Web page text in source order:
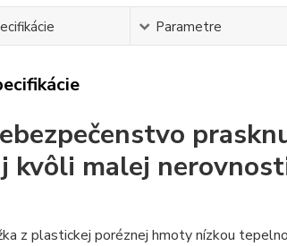
Parametre
kvôli malej
z plastickej poréznej hmoty nízkou